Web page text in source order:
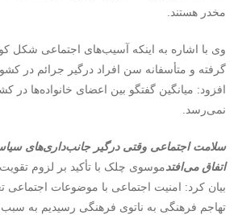
مخدر هستند.
وی با اشاره به اینکه آسیب‌های اجتماعی شکل
گرفته و متأسفانه سن افراد درگیر جرائم در
نمی‌رسد.
سلامت اجتماعی وقتی درگیر جانب‌داری‌های
اتفاق می‌افتدموسوی چلک با تأکید بر لزوم
بیان کرد: امنیت اجتماعی با موضوعات اجتماعی
تهاجم فرهنگی به ناتوی فرهنگی رسیدیم به سبب